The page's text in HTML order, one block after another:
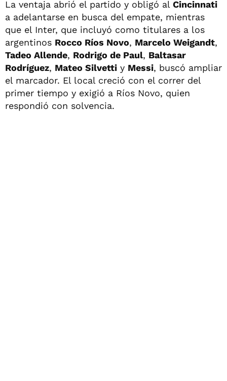
La ventaja abrió el partido y obligó al Cincinnati
a adelantarse en busca del empate, mientras
que el Inter, que incluyó como titulares a los
argentinos Rocco Ríos Novo, Marcelo Weigandt,
Tadeo Allende, Rodrigo de Paul, Baltasar
Rodríguez, Mateo Silvetti y Messi, buscó ampliar
el marcador. El local creció con el correr del
primer tiempo y exigió a Ríos Novo, quien
respondió con solvencia.